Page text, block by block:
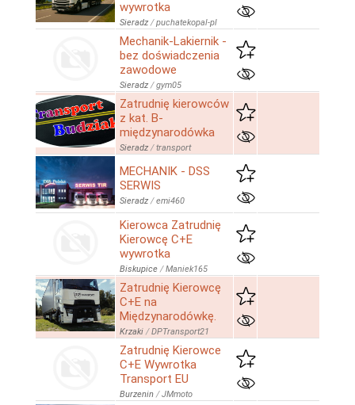
wywrotka
Sieradz /puchatekopal-pl
Mechanik-Lakiernik -
bez doświadczenia
zawodowe
Sieradz /gym05
Zatrudnię kierowców
z kat. B-
międzynarodówka
Sieradz /transport
MECHANIK - DSS
SERWIS
Sieradz /emi460
Kierowca Zatrudnię
Kierowcę C+E
wywrotka
Biskupice /Maniek165
Zatrudnię Kierowcę
C+E na
Międzynarodówkę.
Krzaki /DPTransport21
Zatrudnię Kierowce
C+E Wywrotka
Transport EU
Burzenin /JMmoto